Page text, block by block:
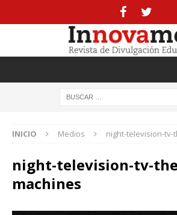
INICIO Medios night-television-tv-
night-television-tv-
machines